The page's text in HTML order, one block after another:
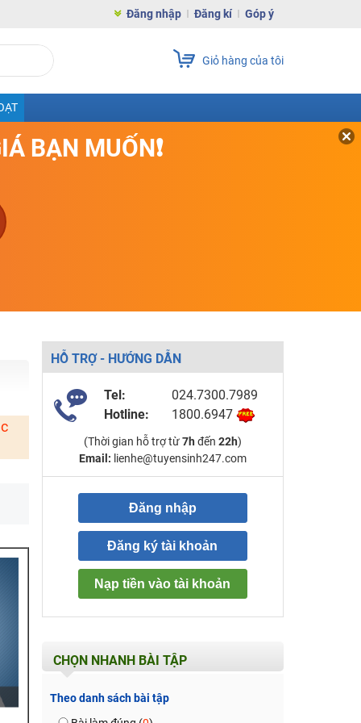
Đăng nhập Đăng kí Góp ý
Giỏ hàng của tôi
BẠN MUỐN❗
HỖ TRỢ - HƯỚNG DẪN
Tel:
024.7300.7989
Hotline:
1800.6947
(Thời gian hỗ trợ từ7h đến 22h)
Email: lienhe@tuyensinh247.com
Đăng nhập
Đăng ký tài khoản
Nạp tiền vào tài khoản
CHỌN NHANH BÀI TẬP
Theo danh sách bài tập